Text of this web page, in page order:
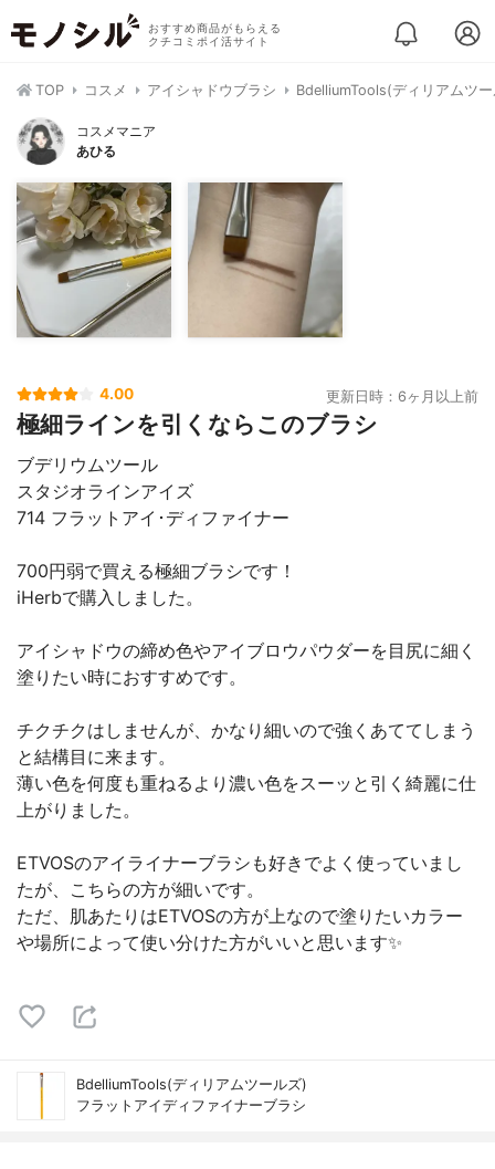
おすすめ商品がもらえる
クチコミポイ活サイト
TOP コスメ アイシャドウブラシ BdelliumTools(ディリアムツ
コスメマニア
あひる
4.00 更新日時：6ヶ月以上前
極細ラインを引くならこのブラシ
ブデリウムツール
スタジオラインアイズ
714 フラットアイ･ディファイナー
700円弱で買える極細ブラシです！
iHerbで購入しました。
アイシャドウの締め色やアイブロウパウダーを目尻に細く
塗りたい時におすすめです。
チクチクはしませんが、かなり細いので強くあててしまう
と結構目に来ます。
薄い色を何度も重ねるより濃い色をスーッと引く綺麗に仕
上がりました。
ETVOSのアイライナーブラシも好きでよく使っていまし
たが、こちらの方が細いです。
ただ、肌あたりはETVOSの方が上なので塗りたいカラー
や場所によって使い分けた方がいいと思います✨
BdelliumTools(ディリアムツールズ)
フラットアイディファイナーブラシ